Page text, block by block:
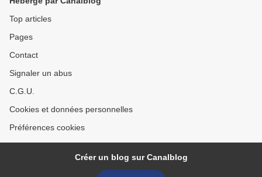
Top articles
Pages
Contact
Signaler un abus
C.G.U.
Cookies et données personnelles
Préférences cookies
Créer un blog sur Canalblog